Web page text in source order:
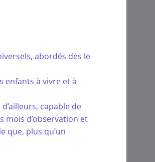
abordés dès le
enfants à vivre et à
capable de
mois d’observation et
que, plus qu’un